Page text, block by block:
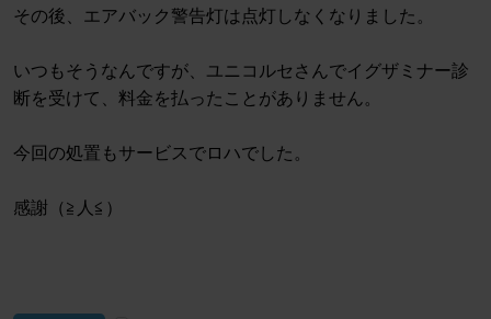
その後、エアバック警告灯は点灯しなくなりました。
いつもそうなんですが、ユニコルセさんでイグザミナー診
断を受けて、料金を払ったことがありません。
今回の処置もサービスでロハでした。
感謝（≧人≦）